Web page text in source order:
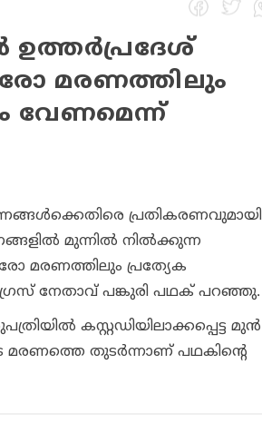
ഉത്തര്‍പ്രദേശ്
മരണത്തിലും
വേണമെന്ന്
പ്രതികരണവുമായി
മുന്നില്‍ നില്‍ക്കുന്ന
മരണത്തിലും പ്രത്യേക
നേതാവ് പങ്കുരി പഥക് പറഞ്ഞു.
കസ്റ്റഡിയിലാക്കപ്പെട്ട മുന്‍
തുടര്‍ന്നാണ് പഥകിന്റെ